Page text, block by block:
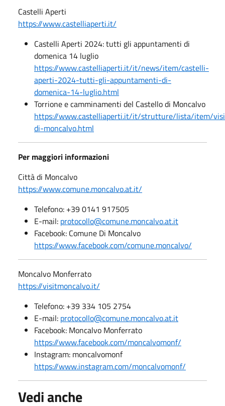
Castelli Aperti
https://www.castelliaperti.it/
Castelli Aperti 2024: tutti gli appuntamenti di
domenica 14 luglio
https://www.castelliaperti.it/it/news/item/castelli-
aperti-2024-tutti-gli-appuntamenti-di-
domenica-14-luglio.html
Torrione e camminamenti del Castello di Moncalvo
https://www.castelliaperti.it/it/strutture/lista/item/
di-moncalvo.html
Per maggiori informazioni
Città di Moncalvo
https://www.comune.moncalvo.at.it/
Telefono: +39 0141 917505
E-mail: protocollo@comune.moncalvo.at.it
Facebook: Comune Di Moncalvo
https://www.facebook.com/comune.moncalvo/
Moncalvo Monferrato
https://visitmoncalvo.it/
Telefono: +39 334 105 2754
E-mail: protocollo@comune.moncalvo.at.it
Facebook: Moncalvo Monferrato
https://www.facebook.com/moncalvomonf/
Instagram: moncalvomonf
https://www.instagram.com/moncalvomonf/
Vedi anche